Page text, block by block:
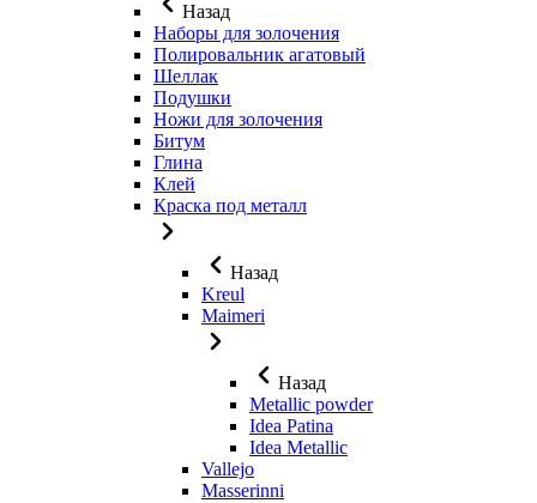
Назад
Наборы для золочения
Полировальник агатовый
Шеллак
Подушки
Ножи для золочения
Битум
Глина
Клей
Краска под металл
Назад
Kreul
Maimeri
Назад
Metallic powder
Idea Patina
Idea Metallic
Vallejo
Masserinni